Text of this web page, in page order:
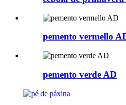
pemento vermello
pemento verde AD